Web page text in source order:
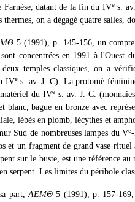
Farnèse, datant de la fin du IVes.
on a dégagé quatre salles,
5 (1991), p. 145-156, un
concentrées en 1991 à l'Ouest
temples classiques, on a
IVes. av. J.-C). La protomè
du IVes. av. J.-C.
blanc, bague en bronze avec
lébès en plomb, lécythes et
Sud de nombreuses lampes du Ve
et un fragment de grand vase
sur le buste, est une référence
serpent. Les limites du péribole
part,ΑΕΜΘ5 (1991), p. 157-169,